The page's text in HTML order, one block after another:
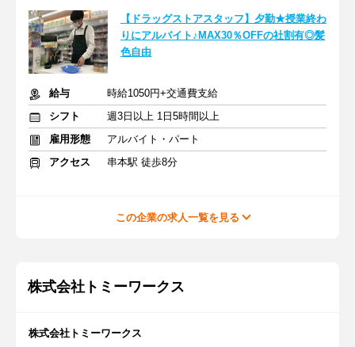
【ドラッグストアスタッフ】夕勤★授業終わ
りにアルバイト♪MAX30％OFFの社割有◎髪
色自由
給与
時給1050円+交通費支給
シフト
週3日以上 1日5時間以上
雇用形態
アルバイト・パート
アクセス
串本駅 徒歩8分
この企業の求人一覧を見る
株式会社トミーワークス
株式会社トミーワークス